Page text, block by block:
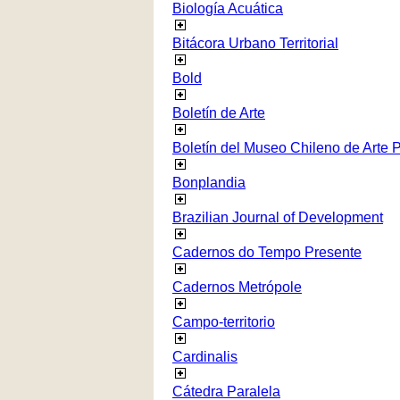
Biología Acuática
Bitácora Urbano Territorial
Bold
Boletín de Arte
Boletín del Museo Chileno de Arte
Bonplandia
Brazilian Journal of Development
Cadernos do Tempo Presente
Cadernos Metrópole
Campo-territorio
Cardinalis
Cátedra Paralela